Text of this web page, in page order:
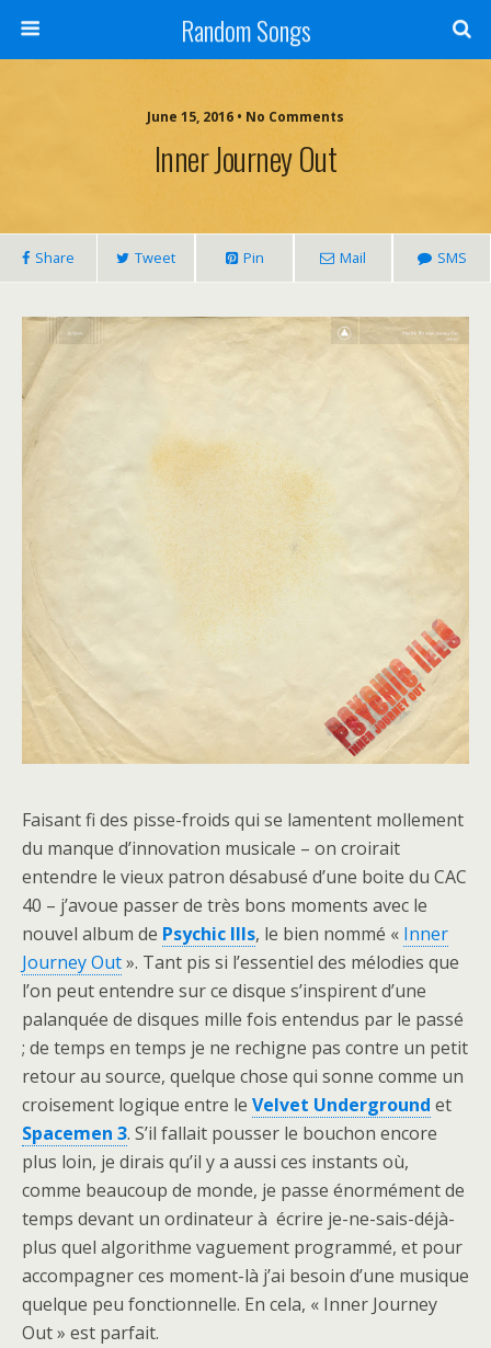
Random Songs
June 15, 2016 • No Comments
Inner Journey Out
Share Tweet Pin Mail SMS
Faisant fi des pisse-froids qui se lamentent mollement
du manque d’innovation musicale – on croirait
entendre le vieux patron désabusé d’une boite du CAC
40 – j’avoue passer de très bons moments avec le
nouvel album de Psychic Ills, le bien nommé « Inner
Journey Out». Tant pis si l’essentiel des mélodies que
l’on peut entendre sur ce disque s’inspirent d’une
palanquée de disques mille fois entendus par le passé
; de temps en temps je ne rechigne pas contre un petit
retour au source, quelque chose qui sonne comme un
croisement logique entre le Velvet Underground et
Spacemen 3. S’il fallait pousser le bouchon encore
plus loin, je dirais qu’il y a aussi ces instants où,
comme beaucoup de monde, je passe énormément de
temps devant un ordinateur à écrire je-ne-sais-déjà-
plus quel algorithme vaguement programmé, et pour
accompagner ces moment-là j’ai besoin d’une musique
quelque peu fonctionnelle. En cela, « Inner Journey
Out » est parfait.